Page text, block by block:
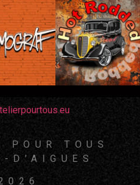
POUR TOUS
D’AIGUES